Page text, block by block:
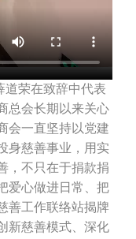
荣在致辞中代表
总会长期以来关心
会一直坚持以党建
身慈善事业，用实
，不只在于捐款捐
爱心做进日常、把
善工作联络站揭牌
新慈善模式、深化